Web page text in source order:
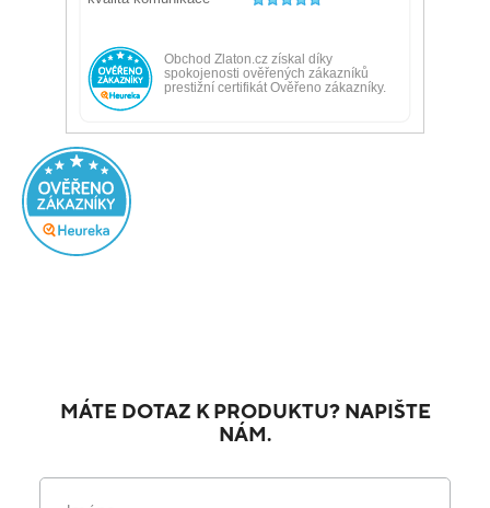
MÁTE DOTAZ K PRODUKTU? NAPIŠTE
NÁM.